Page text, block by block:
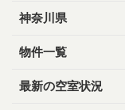
神奈川県
物件一覧
最新の空室状況